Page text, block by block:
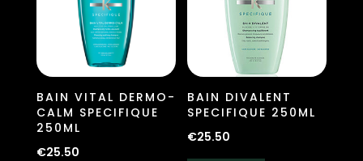
BAIN VITAL DERMO-
CALM SPECIFIQUE
250ML
€25.50
BAIN DIVALENT
SPECIFIQUE 250ML
€25.50